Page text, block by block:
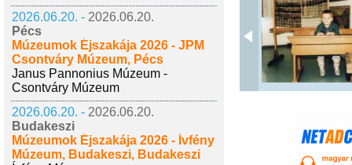
2026.06.20. - 2026.06.20.
Pécs
Múzeumok Éjszakája 2026 - JPM
Csontváry Múzeum, Pécs
Janus Pannonius Múzeum -
Csontváry Múzeum
2026.06.20. - 2026.06.20.
Budakeszi
Múzeumok Éjszakája 2026 - Ívfény
Múzeum, Budakeszi, Budakeszi